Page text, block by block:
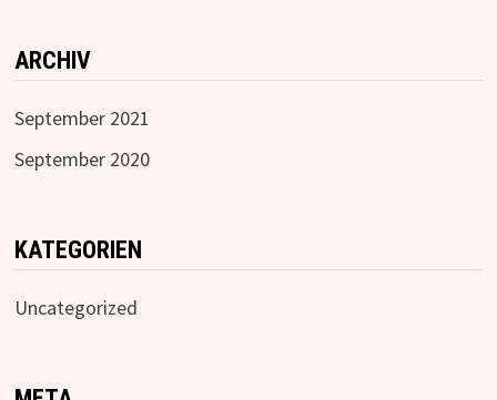
ARCHIV
September 2021
September 2020
KATEGORIEN
Uncategorized